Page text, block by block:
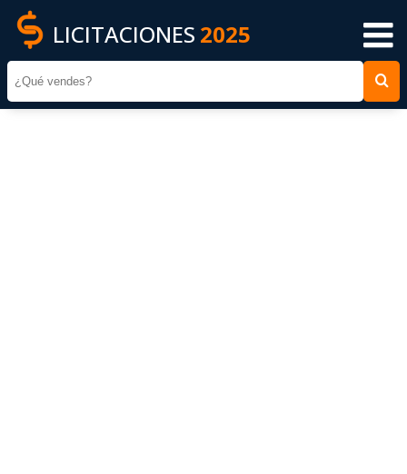
LICITACIONES 2025